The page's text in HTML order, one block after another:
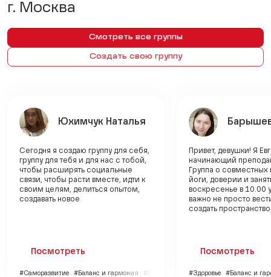
г. Москва
Смотреть все группы
Создать свою группу
Юхимчук Наталья
Сегодня я создаю группу для себя,
группу для тебя и для нас с тобой,
чтобы расширять социальные
связи, чтобы расти вместе, идти к
своим целям, делиться опытом,
создавать новое
Посмотреть
#Саморазвитие #Баланс и гармония #Личный бренд
Привет, девушки! Я
начинающий
Группа о совместных
йоги, доверии и
воскресенье в 10.00
важно не просто
создать
Посмотреть
#Здоровье #Баланс и